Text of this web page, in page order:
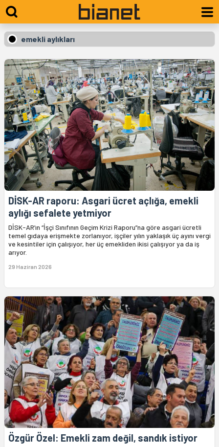
emekli aylıkları
DİSK-AR raporu: Asgari ücret açlığa, emekli
aylığı sefalete yetmiyor
DİSK-AR’ın “İşçi Sınıfının Geçim Krizi Raporu”na göre asgari ücretli
temel gıdaya erişmekte zorlanıyor, işçiler yılın yaklaşık üç ayını vergi
ve kesintiler için çalışıyor, her üç emekliden ikisi çalışıyor ya da iş
arıyor.
29 Haziran 2026
Özgür Özel: Emekli zam değil, sandık istiyor